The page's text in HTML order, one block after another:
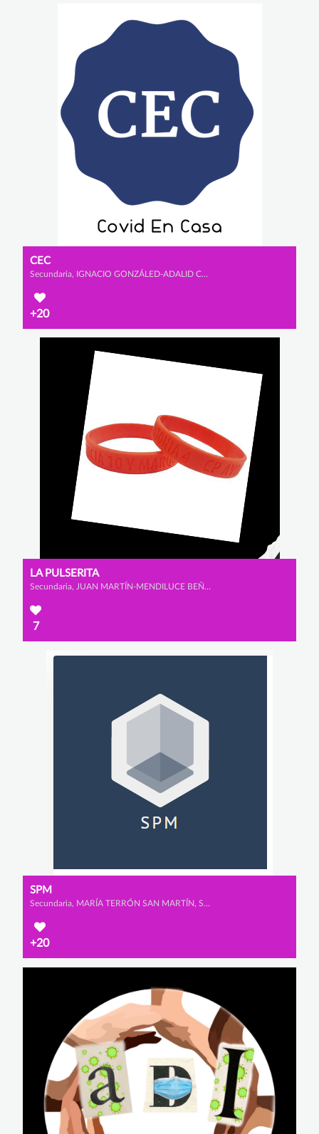
CEC
Secundaria, IGNACIO GONZÁLED-ADALID CHOZAS, JOSÉ GONZÁLEZ-ADALID LLABRÉS y ÁLVARO VALDÉS PIRIZ
+20
LA PULSERITA
Secundaria, JUAN MARTÍN-MENDILUCE BEÑARÁN, LUIS RODRÍGUEZ DOPICO y ALEJANDRO PATÓN ALBARRACÍN
7
SPM
Secundaria, MARÍA TERRÓN SAN MARTÍN, SARA SAAD MARTÍN y PATRICIA RUIZ DEL PORTAL RODRÍGUEZ
+20